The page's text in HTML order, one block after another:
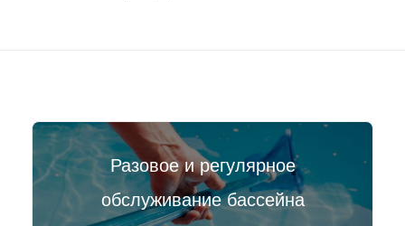
Разовое и регулярное
обслуживание бассейна